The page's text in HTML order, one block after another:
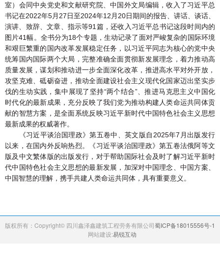
项目展示
企业文化
联系我们
室）会同中央党史和文献研究院、中国外文局编辑，收入了习近平总
书记在2022年5月27日至2024年12月20日期间的报告、讲话、谈话、
演讲、致辞、文章、指示等91篇，还收入习近平总书记这段时间内的
图片41幅。全书分为18个专题，生动记录了面对严峻复杂的国际环境
和艰巨繁重的国内改革发展稳定任务，以习近平同志为核心的党中央
统筹国内国际两个大局，完整准确全面贯彻新发展理念，着力推动高
质量发展，谋划和推动进一步全面深化改革，推进高水平对外开放，
攻坚克难、砥砺奋进，推动全面建设社会主义现代化国家迈出坚实步
伐的生动实践，集中展现了坚持“两个结合”、推进马克思主义中国化
时代化的最新成果，充分反映了我们党为推动构建人类命运共同体贡
献的智慧方案，是全面系统反映习近平新时代中国特色社会主义思想
最新成果的权威著作。
《习近平谈治国理政》第五卷中、英文版自2025年7月出版发行
以来，在国内外反响热烈。《习近平谈治国理政》第五卷法俄阿等文
版及中文繁体版的出版发行，对于帮助国际社会及时了解习近平新时
代中国特色社会主义思想的最新发展，加深对中国理念、中国方案、
中国智慧的理解，携手共建人类命运共同体，具有重要意义。
版权所有：Copyright© 四川鑫泽鑫建筑工程劳务有限公司蜀ICP备18015556号-1
网站建设:易锐互动